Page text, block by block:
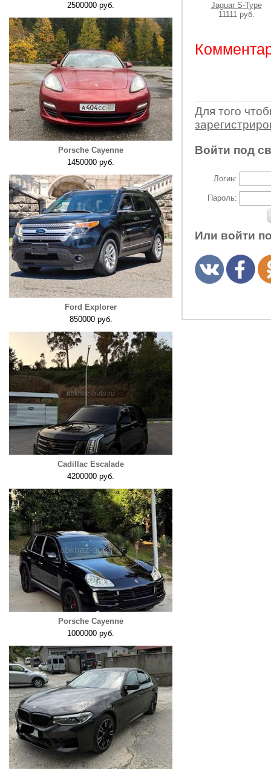
2500000 руб.
Porsche Cayenne
1450000 руб.
Ford Explorer
850000 руб.
Cadillac Escalade
4200000 руб.
Porsche Cayenne
1000000 руб.
Jaguar S-Type
11111 руб.
Для того
Войти под
Логин:
Пароль:
Или войти